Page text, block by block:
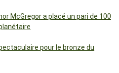
McGregor a placé un pari de 100
pour le bronze du